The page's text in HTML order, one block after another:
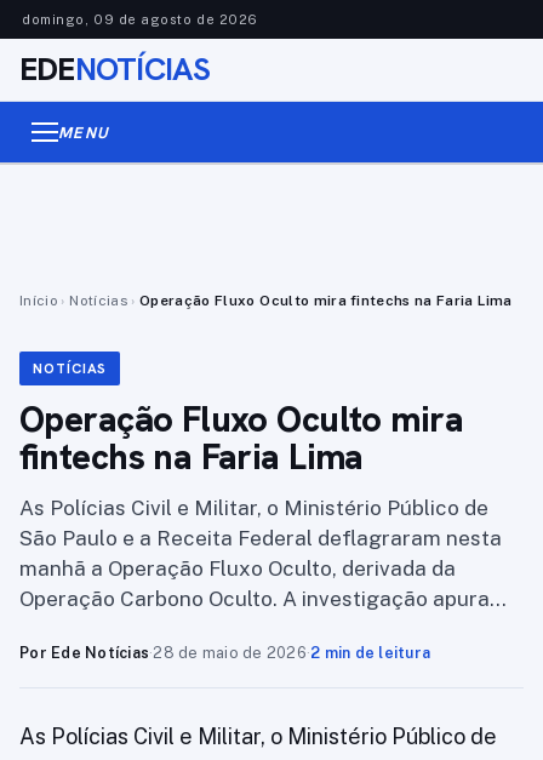
domingo, 09 de agosto de 2026
EDENOTÍCIAS
MENU
Início › Notícias › Operação Fluxo Oculto mira fintechs na Faria Lima
NOTÍCIAS
Operação Fluxo Oculto mira
fintechs na Faria Lima
As Polícias Civil e Militar, o Ministério Público de
São Paulo e a Receita Federal deflagraram nesta
manhã a Operação Fluxo Oculto, derivada da
Operação Carbono Oculto. A investigação apura…
Por Ede Notícias·28 de maio de 2026·2 min de leitura
As Polícias Civil e Militar, o Ministério Público de